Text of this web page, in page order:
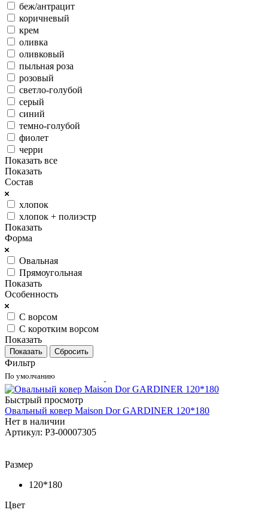
беж/антрацит
коричневый
крем
оливка
оливковый
пыльная роза
розовый
светло-голубой
серый
синий
темно-голубой
фиолет
черри
Показать все
Показать
Состав
хлопок
хлопок + полиэстр
Показать
Форма
Овальная
Прямоугольная
Показать
Особенность
С ворсом
С коротким ворсом
Показать
Сбросить
Фильтр
По умолчанию
Быстрый просмотр
Овальный ковер Maison Dor GARDINER 120*180
Нет в наличии
Артикул: РЗ-00007305
Размер
120*180
Цвет